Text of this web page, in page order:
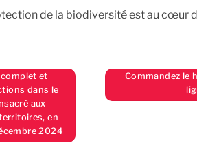
de la biodiversité est au cœur
et
dans le
aux
en
2024
Commandez le